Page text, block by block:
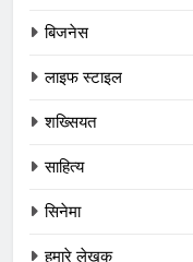
बिजनेस
लाइफ स्टाइल
शख्सियत
साहित्य
सिनेमा
हमारे लेखक